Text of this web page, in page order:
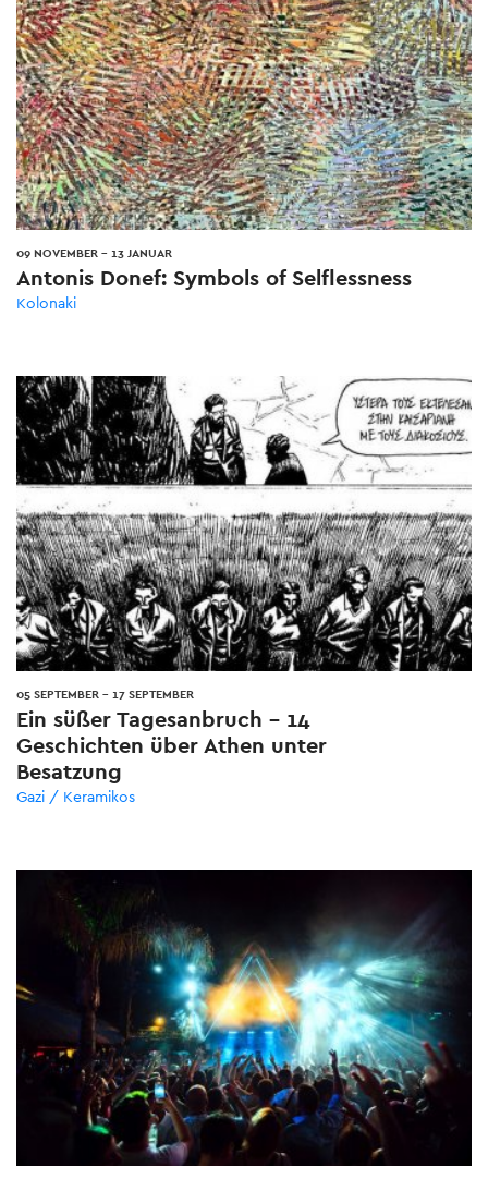
09 NOVEMBER - 13 JANUAR
Antonis Donef: Symbols of Selflessness
Kolonaki
05 SEPTEMBER - 17 SEPTEMBER
Ein süßer Tagesanbruch – 14
Geschichten über Athen unter
Besatzung
Gazi / Keramikos